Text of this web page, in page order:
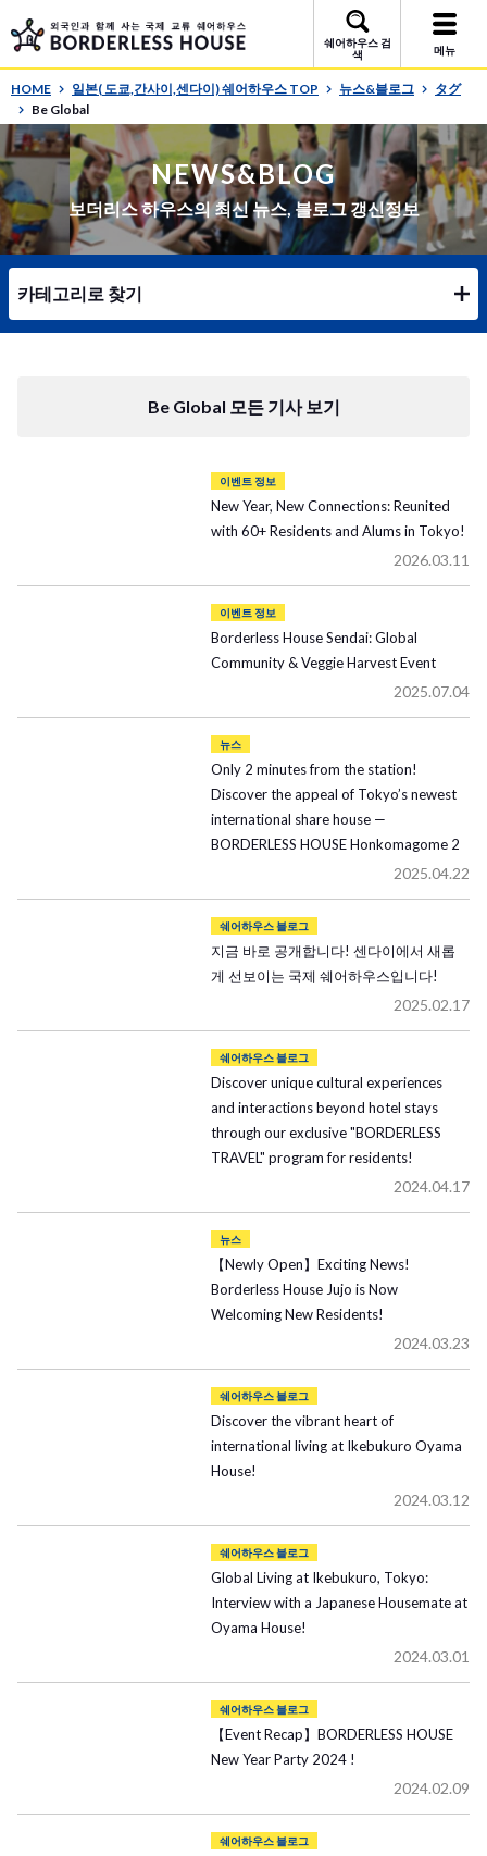
쉐어하우스 검
색
메뉴
HOME 일본( 도쿄,간사이,센다이) 쉐어하우스 TOP 뉴스&블로그
タグ
Be Global
NEWS&BLOG
보더리스 하우스의 최신 뉴스, 블로그 갱신정보
카테고리로 찾기
Be Global 모든 기사 보기
이벤트 정보
New Year, New Connections: Reunited
with 60+ Residents and Alums in Tokyo!
2026.03.11
이벤트 정보
Borderless House Sendai: Global
Community & Veggie Harvest Event
2025.07.04
뉴스
Only 2 minutes from the station!
Discover the appeal of Tokyo’s newest
international share house —
BORDERLESS HOUSE Honkomagome 2
2025.04.22
쉐어하우스 블로그
지금 바로 공개합니다! 센다이에서 새롭
게 선보이는 국제 쉐어하우스입니다!
2025.02.17
쉐어하우스 블로그
Discover unique cultural experiences
and interactions beyond hotel stays
through our exclusive "BORDERLESS
TRAVEL" program for residents!
2024.04.17
뉴스
【Newly Open】Exciting News!
Borderless House Jujo is Now
Welcoming New Residents!
2024.03.23
쉐어하우스 블로그
Discover the vibrant heart of
international living at Ikebukuro Oyama
House!
2024.03.12
쉐어하우스 블로그
Global Living at Ikebukuro, Tokyo:
Interview with a Japanese Housemate at
Oyama House!
2024.03.01
쉐어하우스 블로그
【Event Recap】BORDERLESS HOUSE
New Year Party 2024 !
2024.02.09
쉐어하우스 블로그